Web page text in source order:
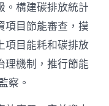
。構建碳排放統計
項目節能審查，摸
項目能耗和碳排放
理機制，推行節能
察。